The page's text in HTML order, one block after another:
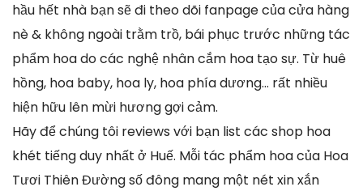
hầu hết nhà bạn sẽ đi theo dõi fanpage của cửa hàng
nè & không ngoài trằm trồ, bái phục trước những tác
phẩm hoa do các nghệ nhân cắm hoa tạo sự. Từ huê
hồng, hoa baby, hoa ly, hoa phía dương… rất nhiều
hiện hữu lên mừi hương gợi cảm.
Hãy để chúng tôi reviews với bạn list các shop hoa
khét tiếng duy nhất ở Huế. Mỗi tác phẩm hoa của Hoa
Tươi Thiên Đường số đông mang một nét xin xắn